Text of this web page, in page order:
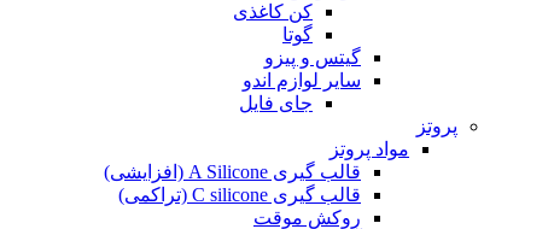
کن کاغذی
گوتا
گیتس و پیزو
سایر لوازم اندو
جای فایل
پروتز
مواد پروتز
قالب گیری A Silicone (افزایشی)
قالب گیری C silicone (تراکمی)
روکش موقت